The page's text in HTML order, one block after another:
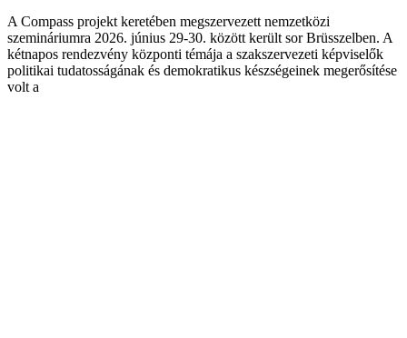
A Compass projekt keretében megszervezett nemzetközi
szemináriumra 2026. június 29-30. között került sor Brüsszelben. A
kétnapos rendezvény központi témája a szakszervezeti képviselők
politikai tudatosságának és demokratikus készségeinek megerősítése
volt a